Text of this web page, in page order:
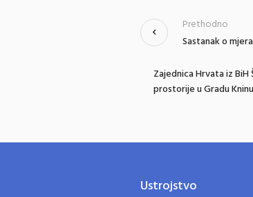
Sastanak o
Prethodno
Zajednica Hrvata iz
prostorije u Gradu Kninu
Ustrojstvo